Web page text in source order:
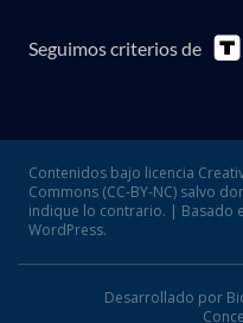
Seguimos criterios de
Contenidos bajo licencia
Commons (CC-BY-NC) salvo
indique lo contrario. | Basado
WordPress.
Desarrollado por